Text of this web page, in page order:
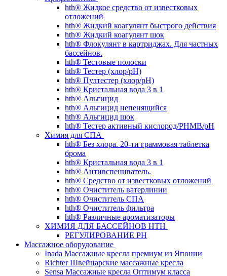
hth® Жидкое средство от известковых
отложений
hth® Жидкий коагулянт быстрого действия
hth® Жидкий коагулянт шок
hth® Флокулянт в картриджах. Для частных
бассейнов.
hth® Тестовые полоски
hth® Тестер (хлор/pH)
hth® Пултестер (хлор/pH)
hth® Кристальная вода 3 в 1
hth® Альгицид
hth® Альгицид непенящийся
hth® Альгицид шок
hth® Тестер активный кислород/PHMB/pH
Химия для СПА
hth® Без хлора. 20-ти граммовая таблетка
брома
hth® Кристальная вода 3 в 1
hth® Антивспениватель.
hth® Средство от известковых отложений
hth® Очиститель ватерлинии
hth® Очиститель СПА
hth® Очиститель фильтра
hth® Различные ароматизаторы
ХИМИЯ ДЛЯ БАССЕЙНОВ HTH
РЕГУЛИРОВАНИЕ PH
Массажное оборудование
Inada Массажные кресла премиум из Японии
Richter Швейцарские массажные кресла
Sensа Массажные кресла Оптимум класса